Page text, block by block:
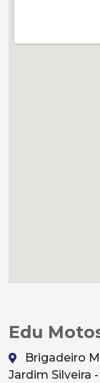
Edu
Brigadeiro
Jardim Silveira